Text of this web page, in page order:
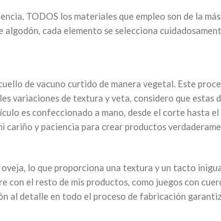
TODOS los materiales que empleo son de la
algodón, cada elemento se selecciona
de vacuno curtido de manera vegetal. Este
variaciones de textura y veta, considero que estas
es confeccionado a mano, desde el corte hasta
y paciencia para crear productos
lo que proporciona una textura y un tacto
con el resto de mis productos, como juegos con
al detalle en todo el proceso de fabricación